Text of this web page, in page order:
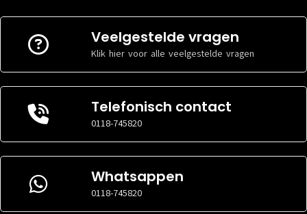
Veelgestelde vragen
Klik hier voor alle veelgestelde vragen
Telefonisch contact
0118-745820
Whatsappen
0118-745820